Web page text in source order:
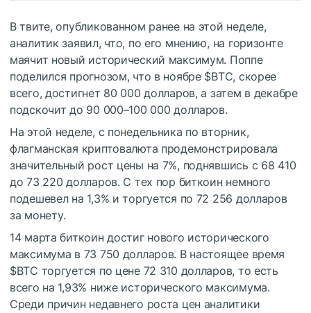
В твите, опубликованном ранее на этой неделе,
аналитик заявил, что, по его мнению, на горизонте
маячит новый исторический максимум. Поппе
поделился прогнозом, что в ноябре $BTC, скорее
всего, достигнет 80 000 долларов, а затем в декабре
подскочит до 90 000–100 000 долларов.
На этой неделе, с понедельника по вторник,
флагманская криптовалюта продемонстрировала
значительный рост цены на 7%, поднявшись с 68 410
до 73 220 долларов. С тех пор биткоин немного
подешевел на 1,3% и торгуется по 72 256 долларов
за монету.
14 марта биткоин достиг нового исторического
максимума в 73 750 долларов. В настоящее время
$BTC торгуется по цене 72 310 долларов, то есть
всего на 1,93% ниже исторического максимума.
Среди причин недавнего роста цен аналитики